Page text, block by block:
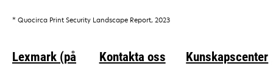
* Quocirca Print Security Landscape Report, 2023
Lexmark (på
Kontakta oss Kunskapscenter